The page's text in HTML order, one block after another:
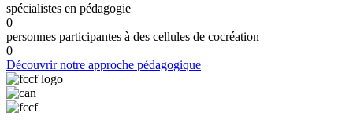
spécialistes en pédagogie
0
personnes participantes à des cellules de cocréation
0
Découvrir notre approche pédagogique